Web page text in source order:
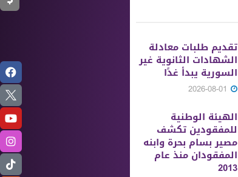
تقديم طلبات معادلة
الشهادات الثانوية ‏غير
السورية يبدأ غدًا
الهيئة الوطنية
للمفقودين تكشف
مصير بسام بحرة وابنه
المفقودان منذ عام
2013